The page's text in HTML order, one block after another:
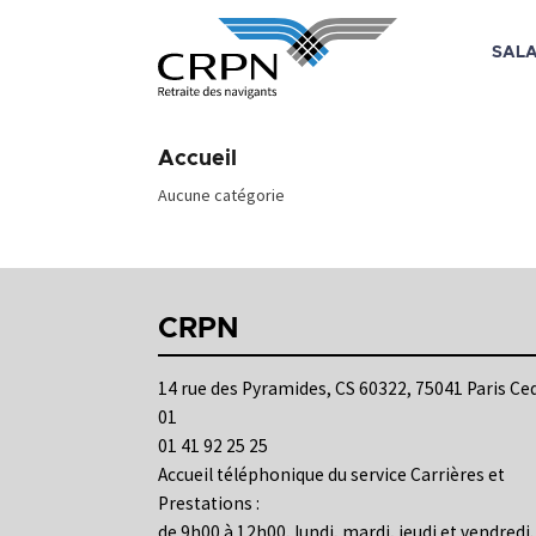
Accueil
Aucune catégorie
CRPN
14 rue des Pyramides, CS 60322, 75041 Paris
01
01 41 92 25 25
Accueil téléphonique du service Carrières et
Prestations :